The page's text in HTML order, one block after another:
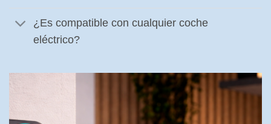
¿Es compatible con cualquier coche
eléctrico?